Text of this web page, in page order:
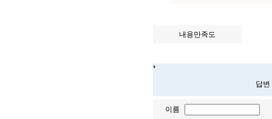
내용만족도
답
이름